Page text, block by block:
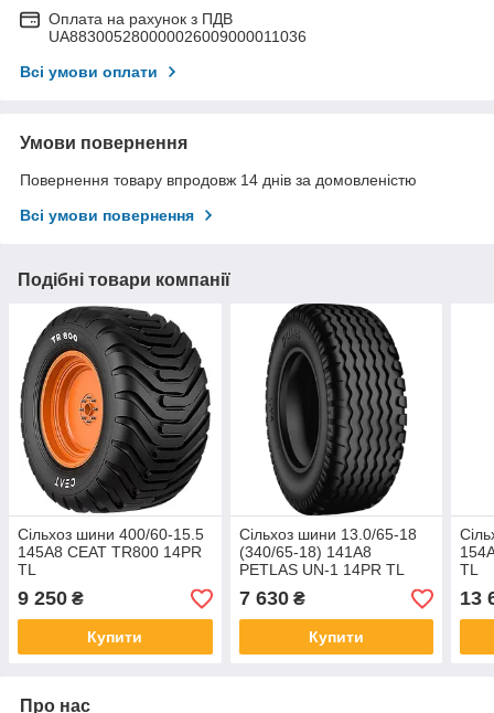
Оплата на рахунок з ПДВ
UA883005280000026009000011036
Всі умови оплати
Умови повернення
Повернення товару впродовж 14 днів за домовленістю
Всі умови повернення
Подібні товари компанії
Сільхоз шини 400/60-15.5
145A8 CEAT TR800 14PR
TL
9 250 ₴
Купити
Сільхоз шини 13.0/65-18
(340/65-18) 141A8
PETLAS UN-1 14PR TL
7 630₴
Купити
TL
13
Про нас